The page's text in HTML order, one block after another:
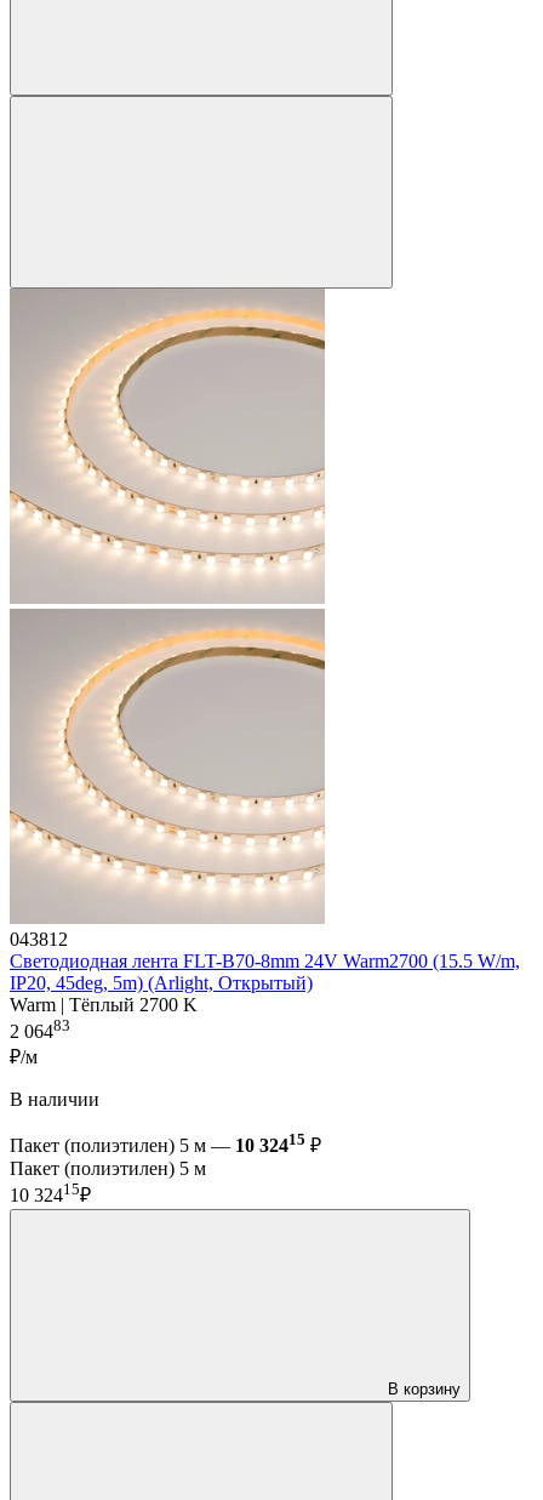
043812
Светодиодная лента FLT-B70-8mm 24V Warm2700 (15.5 W/m,
IP20, 45deg, 5m) (Arlight, Открытый)
Warm | Тёплый 2700 K
2 06483
₽/м
В наличии
Пакет (полиэтилен) 5 м — 10 32415 ₽
Пакет (полиэтилен) 5 м
10 32415₽
В корзину